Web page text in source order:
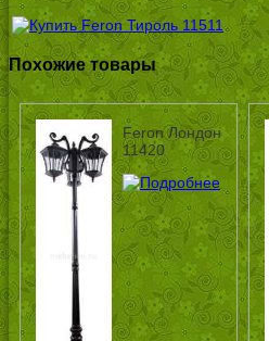
Похожие товары
Feron Лондон
11420